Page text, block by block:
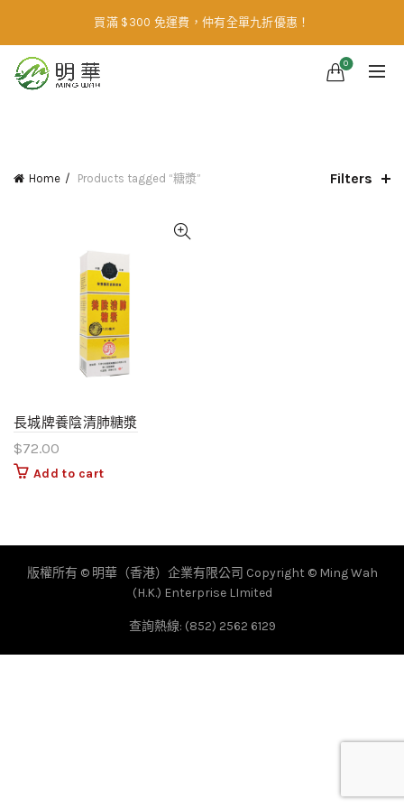
買滿 $300 免運費，仲有全單九折優惠！
0
Home Products tagged “糖漿” Filters
長城牌養陰清肺糖漿
$72.00
Add to cart
版權所有 © 明華（香港）企業有限公司 Copyright © Ming Wah
(H.K.) Enterprise LImited
查詢熱線: (852) 2562 6129